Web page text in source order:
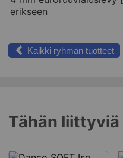
erikseen
Kaikki ryhmän tuotteet
Tähän